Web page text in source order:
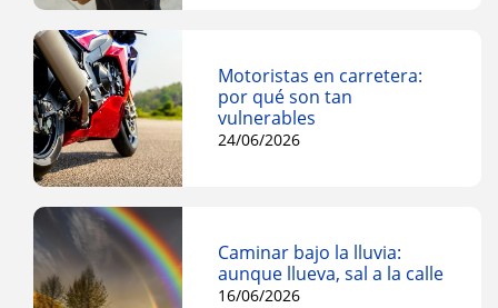
Motoristas en carretera:
por qué son tan
vulnerables
24/06/2026
Caminar bajo la lluvia:
aunque llueva, sal a la calle
16/06/2026